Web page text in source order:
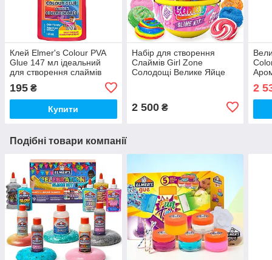
Клей Elmer's Colour PVA
Glue 147 мл ідеальний
для створення слаймів
Елмерс Рожевий (01059)
195 ₴
Купити
Набір для створення
Слаймів Girl Zone
Солодощі Велике Яйце
2 500₴
2
Подібні товари компанії